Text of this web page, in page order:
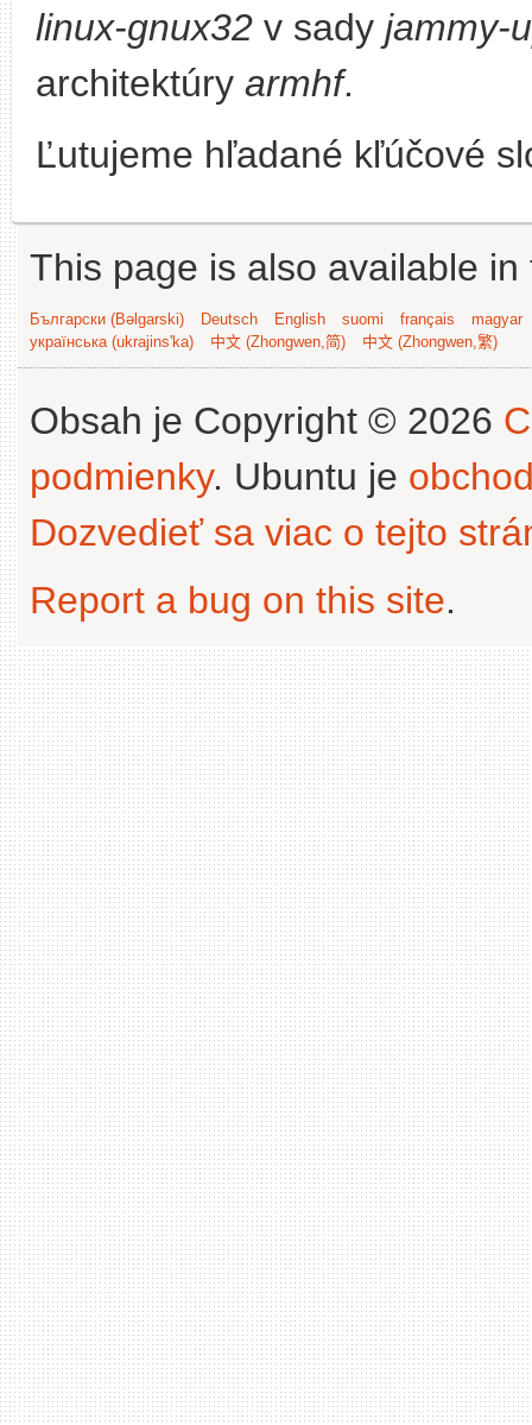
linux-gnux32 v sady jammy-
architektúry armhf.
Ľutujeme hľadané kľúčové
This page is also available
Български (Bəlgarski) Deutsch English suomi français
magyar
українська (ukrajins'ka)
中文 (Zhongwen,简) 中文 (Zhongwen,繁)
Obsah je Copyright © 2026
podmienky. Ubuntu je
Dozvedieť sa viac o tejto
Report a bug on this site.